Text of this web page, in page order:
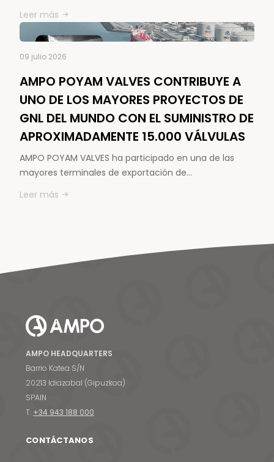
Leer más
09 julio 2026
AMPO POYAM VALVES CONTRIBUYE A
UNO DE LOS MAYORES PROYECTOS DE
GNL DEL MUNDO CON EL SUMINISTRO DE
APROXIMADAMENTE 15.000 VÁLVULAS
AMPO POYAM VALVES ha participado en una de las
mayores terminales de exportación de…
Leer más
AMPO HEADQUARTERS
Barrio Katea S/N
20213 Idiazabal (Gipuzkoa)
SPAIN
T. +34 943 188 000
CONTÁCTANOS